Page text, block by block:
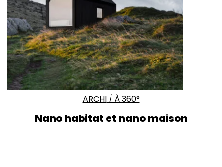
ARCHI/ À 360°
Nano habitat et nano maison